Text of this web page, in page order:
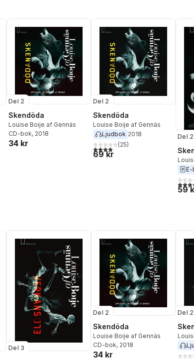
röster:
Del 2
Skendöda
Louise Boije af Gennäs
CD-bok, 2018
34 kr
Del 2
Skendöda
Louise Boije af Gennäs
Ljudbok 2018
4,0utav 5 stjärnor. Totalt antal
(25)
69 kr
Del 2
E-
4,3
59
Del 3
Del 2
Skendöda
Louise Boije af Gennäs
CD-bok, 2018
34 kr
Del 2